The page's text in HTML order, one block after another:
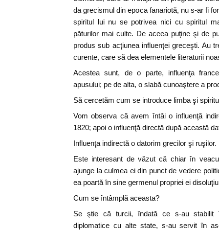
da grecismul din epoca fanariotă, nu s-ar fi
spiritul lui nu se potrivea nici cu spiritul
păturilor mai culte. De aceea puţine şi de
produs sub acţiunea influenţei greceşti. Au
curente, care să dea elementele literaturii
Acestea sunt, de o parte, influenţa
apusului; pe de alta, o slabă cunoaştere a
Să cercetăm cum se introduce limba şi
Vom observa că avem întâi o influenţă
1820; apoi o influenţă directă după această
Influenţa indirectă o datorim grecilor şi ruşilor.
Este interesant de văzut că chiar în
ajunge la culmea ei din punct de vedere
ea poartă în sine germenul propriei ei
Cum se întâmplă aceasta?
Se ştie că turcii, îndată ce s-au stabilit
diplomatice cu alte state, s-au servit în